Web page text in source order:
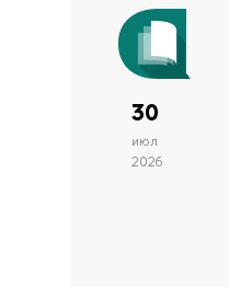
30
июл
2026